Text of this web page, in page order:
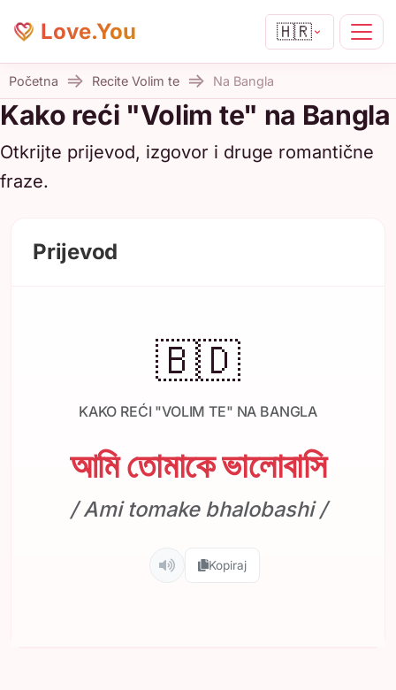
Love.You 🇭🇷
Početna Recite Volim te Na Bangla
Kako reći "Volim te" na Bangla
Otkrijte prijevod, izgovor i druge romantične
fraze.
Prijevod
🇧🇩
KAKO REĆI "VOLIM TE" NA BANGLA
আমি তোমাকে ভালোবাসি
/ Ami tomake bhalobashi /
Kopiraj